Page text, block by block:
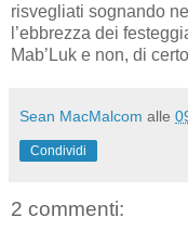
risvegliati sognando
l’ebbrezza dei
Mab’Luk e non, di
Sean MacMalcom alle
Condividi
2 commenti: